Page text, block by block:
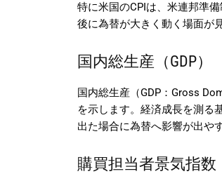
特に米国のCPIは、米連邦準
後に為替が大きく動く場面が
国内総生産（GDP）
国内総生産（GDP：Gross
を示します。経済成長を測る
出た場合に為替へ影響が出や
購買担当者景気指数